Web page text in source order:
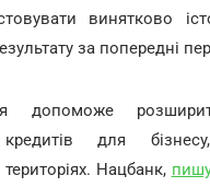
винятково
за попередні
допоможе
кредитів для
Нацбанк,